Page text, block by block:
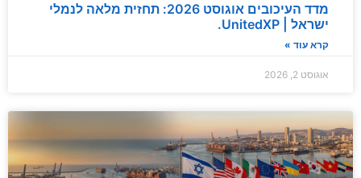
מדד העיכובים אוגוסט 2026: תחזית מלאה לנמלי
ישראל | UnitedXP.
קרא עוד »
אוגוסט 2, 2026